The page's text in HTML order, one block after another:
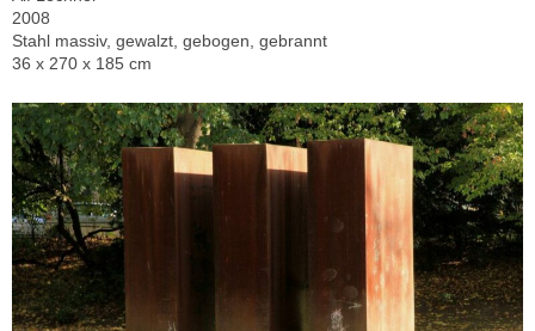
2008
Stahl massiv, gewalzt, gebogen, gebrannt
36 x 270 x 185 cm